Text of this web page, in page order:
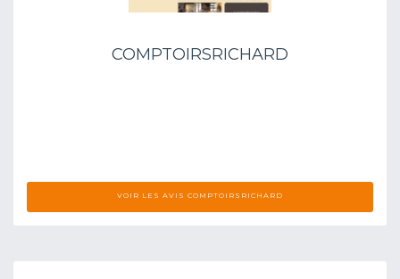
COMPTOIRSRICHARD
VOIR LES AVIS COMPTOIRSRICHARD